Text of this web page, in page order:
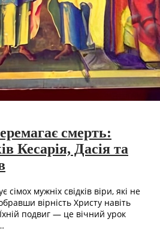
смерть:
Кесарія, Дасія та
сімох мужніх свідків віри, які не
вірність Христу навіть
подвиг — це вічний урок